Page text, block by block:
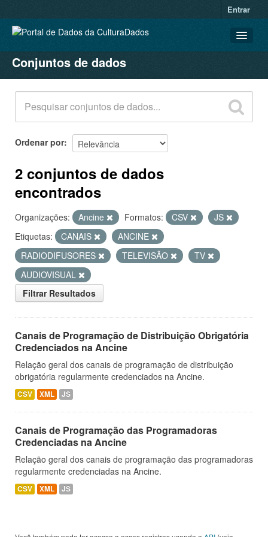
Entrar
CONJUNTOS DE DADOS
ORGANIZAÇÕES
GRUPOS
SOBRE
Conjuntos de dados
Ordenar por
2 conjuntos de dados
encontrados
Organizações: Ancine Formatos: CSV
JS
Etiquetas:
CANAIS
ANCINE
RADIODIFUSORES
TELEVISÃO
TV
AUDIOVISUAL
Filtrar Resultados
Canais de Programação de Distribuição Obrigatória
Credenciados na Ancine
Relação geral dos canais de programação de distribuição
obrigatória regularmente credenciados na Ancine.
CSV XML JS
Canais de Programação das Programadoras
Credenciadas na Ancine
Relação geral dos canais de programação das programadoras
regularmente credenciadas na Ancine.
CSV XML JS